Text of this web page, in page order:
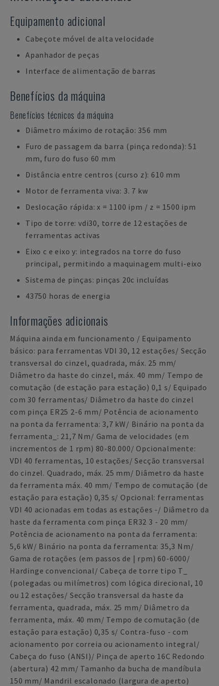
Equipamento adicional
Cabeçote móvel de alta velocidade
Apanhador de peças
Interface de alimentação de barras
Benefícios da máquina
Benefícios técnicos da máquina
Diâmetro máximo de rotação: 356 mm
Furo de passagem da barra (pinça redonda): 51
mm, furo do fuso 60 mm
Distância entre centros (curso z): 610 mm
Motor de ferramenta viva: 3. 7 kw
Deslocação rápida: x = 1100 ipm / z = 1500 ipm
Tipo de torre: vdi30, torre de 12 estações de
ferramentas activas
Eixo c e eixo y: integrados na torre do fuso
principal, permitindo a maquinagem multi-eixo
Sistema de pinças: pinças 20c incluídas
43750 horas de energia
Informações adicionais
Máquina ainda em funcionamento / Equipamento
básico: para ferramentas VDI 30, 12 estações/ Secção
transversal do cinzel, quadrada, máx. 25 mm/
Diâmetro da haste do cinzel, máx. 40 mm/ Tempo de
comutação (de estação para estação) 0,1 s/ Equipado
com 30 ferramentas/ Diâmetro da haste do cinzel
com pinça ER25 2-6 mm/ Potência de acionamento
na ponta da ferramenta: 3,7 kW/ Binário na ponta da
ferramenta_: 21,7 Nm/ Gama de velocidades (em
incrementos de 1 rpm) 80-80.000/ Opcionalmente:
VDI 40 ferramentas, 10 estações/ Secção transversal
do cinzel. Quadrado, máx. 25 mm/ Diâmetro da haste
da ferramenta máx. 40 mm/ Tempo de comutação (de
estação para estação) 0,35 s/ Opcional: ferramentas
VDI 40 acionadas em todas as estações -/ Diâmetro da
haste da ferramenta com pinça ER32 3 - 20 mm/
Potência de acionamento na ponta da ferramenta:
5,6 kW/ Binário na ponta da ferramenta: 35,3 Nm/
Gama de rotações (em passos de | rpm) 60-6000/
Hardinge convencional/ Cabeça de torre tipo T_
(polegadas ou milímetros) com lógica direcional, 10
ou 12 estações/ Secção transversal da haste da
ferramenta, quadrada, máx. 25 mm/ Diâmetro da
ferramenta, máx. 40 mm/ Tempo de comutação (de
estação para estação) 0,35 s/ Contra-fuso - com
acionamento por correia ou acionamento integral/
Cabeça do fuso (ANSI)/ Pinça de aperto 16C Redondo
(abertura) 42 mm/ Tamanho da bucha de mandíbula
150 mm/ Mandril escalonado (largura de aperto)